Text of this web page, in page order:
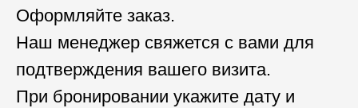
Оформляйте заказ.
Наш менеджер свяжется с вами для
подтверждения вашего визита.
При бронировании укажите дату и